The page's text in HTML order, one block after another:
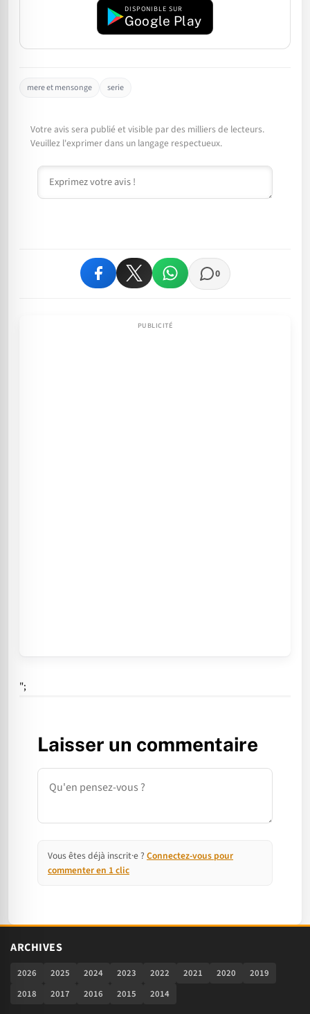
DISPONIBLE SUR
Google Play
mere et mensonge serie
Votre avis sera publié et visible par des milliers de lecteurs.
Veuillez l'exprimer dans un langage respectueux.
Commentaire
0
";
Laisser un commentaire
Commentaire
Vous êtes déjà inscrit·e ? Connectez-vous pour
commenter en 1 clic
ARCHIVES
2026 2025 2024 2023 2022 2021 2020
2019
2018
2017 2016 2015 2014